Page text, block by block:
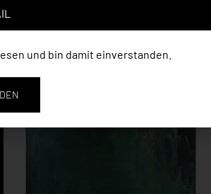
und bin damit einverstanden.